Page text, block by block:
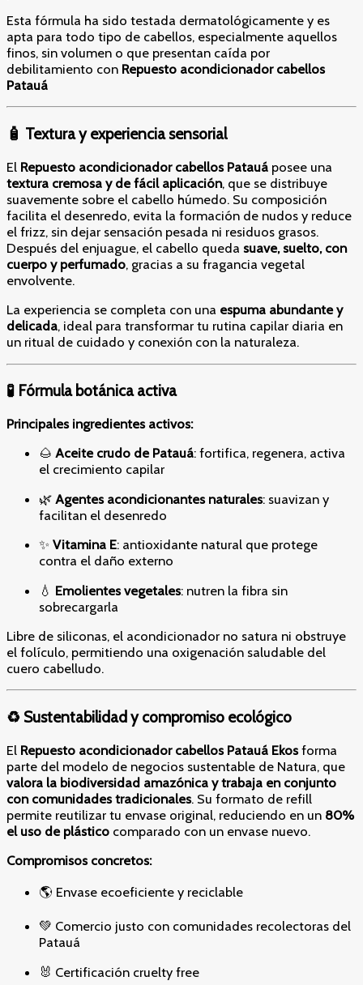
Esta fórmula ha sido testada dermatológicamente y es
apta para todo tipo de cabellos, especialmente aquellos
finos, sin volumen o que presentan caída por
debilitamiento con Repuesto acondicionador cabellos
Patauá
🧴 Textura y experiencia sensorial
El Repuesto acondicionador cabellos Patauá posee una
textura cremosa y de fácil aplicación, que se distribuye
suavemente sobre el cabello húmedo. Su composición
facilita el desenredo, evita la formación de nudos y reduce
el frizz, sin dejar sensación pesada ni residuos grasos.
Después del enjuague, el cabello queda suave, suelto, con
cuerpo y perfumado, gracias a su fragancia vegetal
envolvente.
La experiencia se completa con una espuma abundante y
delicada, ideal para transformar tu rutina capilar diaria en
un ritual de cuidado y conexión con la naturaleza.
🧪 Fórmula botánica activa
Principales ingredientes activos:
🌰 Aceite crudo de Patauá: fortifica, regenera, activa
el crecimiento capilar
🌿 Agentes acondicionantes naturales: suavizan y
facilitan el desenredo
✨ Vitamina E: antioxidante natural que protege
contra el daño externo
💧 Emolientes vegetales: nutren la fibra sin
sobrecargarla
Libre de siliconas, el acondicionador no satura ni obstruye
el folículo, permitiendo una oxigenación saludable del
cuero cabelludo.
♻️ Sustentabilidad y compromiso ecológico
El Repuesto acondicionador cabellos Patauá Ekosforma
parte del modelo de negocios sustentable de Natura, que
valora la biodiversidad amazónica y trabaja en conjunto
con comunidades tradicionales. Su formato de refill
permite reutilizar tu envase original, reduciendo en un 80%
el uso de plástico comparado con un envase nuevo.
Compromisos concretos:
🌎 Envase ecoeficiente y reciclable
💚 Comercio justo con comunidades recolectoras del
Patauá
🐰 Certificación cruelty free